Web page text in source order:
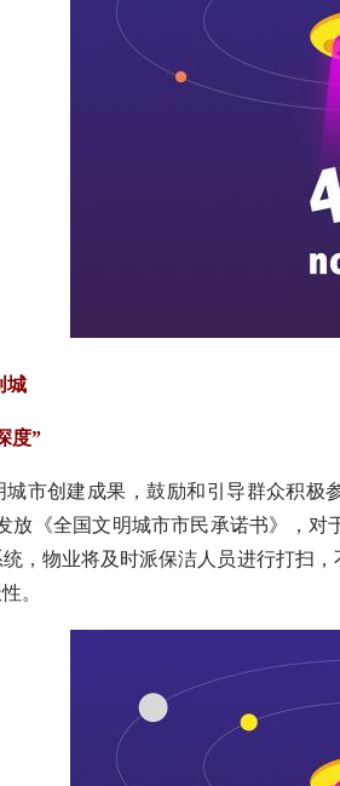
城
度”
创建成果，鼓励和引导群众积极
放《全国文明城市市民承诺书》，
，物业将及时派保洁人员进行打扫
。